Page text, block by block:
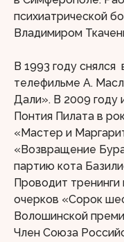
психиатрической
Владимиром
В 1993 году
телефильме А.
Дали». В 2009 году
Понтия Пилата в
«Мастер и
«Возвращение
партию кота
Проводит тренинги
очерков «Сорок
Волошинской
Член Союза